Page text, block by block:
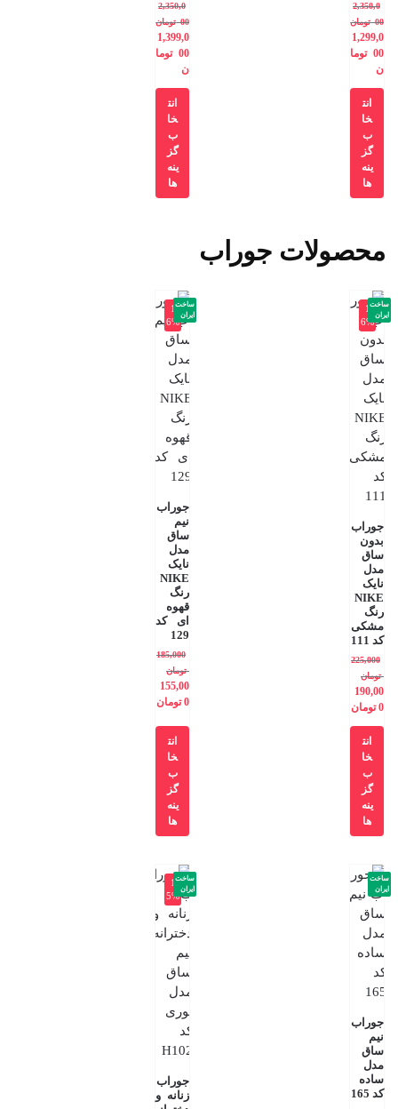
2,350,0
00 تومان
1,299,0
00 توما
ن
انت
خا
ب
گز
ینه
ها
2,350,0
00 تومان
1,399,0
00 توما
ن
انت
خا
ب
گز
ینه
ها
محصولات جوراب
-1
6%
جوراب
بدون
ساق
مدل
نایک
NIKE
رنگ
مشکی
کد 111
225,000
تومان
190,00
0 تومان
ساخت
ایران
انت
خا
ب
گز
ینه
ها
-1
6%
جوراب
نیم
ساق
مدل
نایک
NIKE
رنگ
قهوه
ای کد
129
185,000
تومان
155,00
0 تومان
ساخت
ایران
انت
خا
ب
گز
ینه
ها
جوراب
نیم
ساق
مدل
ساده
کد 165
ساخت
ایران
-1
5%
جوراب
زنانه و
ساخت
ایران